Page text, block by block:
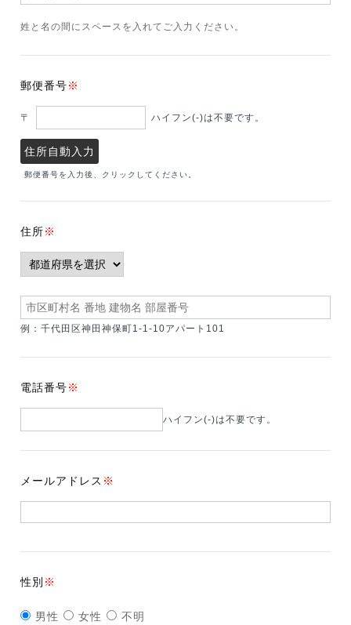
姓と名の間にスペースを入れてご入力ください。
郵便番号※
〒 ハイフン(-)は不要です。
住所自動入力
郵便番号を入力後、クリックしてください。
住所※
例：千代田区神田神保町1-1-10アパート101
電話番号※
ハイフン(-)は不要です。
メールアドレス ※
性別 ※
男性 女性 不明